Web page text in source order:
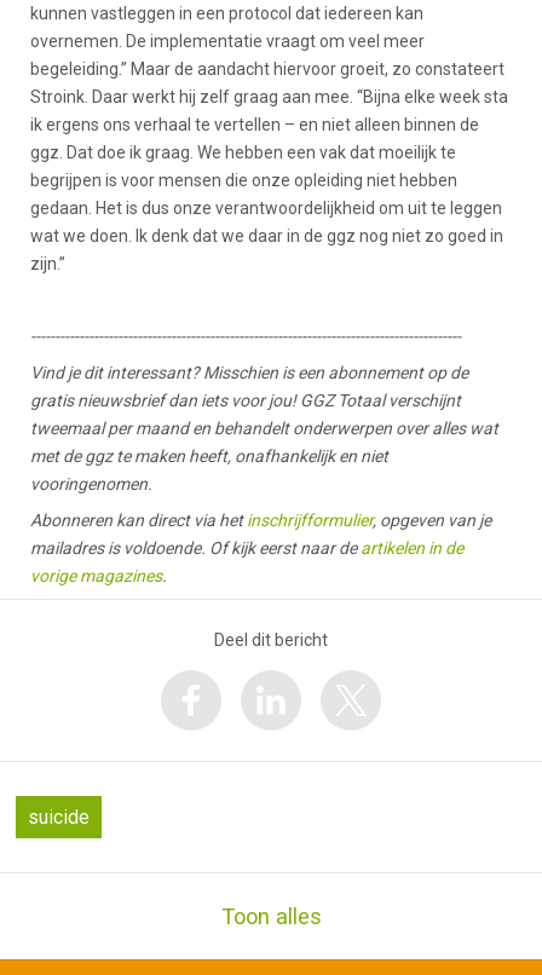
kunnen vastleggen in een protocol dat iedereen kan
overnemen. De implementatie vraagt om veel meer
begeleiding.” Maar de aandacht hiervoor groeit, zo constateert
Stroink. Daar werkt hij zelf graag aan mee. “Bijna elke week sta
ik ergens ons verhaal te vertellen – en niet alleen binnen de
ggz. Dat doe ik graag. We hebben een vak dat moeilijk te
begrijpen is voor mensen die onze opleiding niet hebben
gedaan. Het is dus onze verantwoordelijkheid om uit te leggen
wat we doen. Ik denk dat we daar in de ggz nog niet zo goed in
zijn.”
-----------------------------------------------------------------------------------------
Vind je dit interessant? Misschien is een abonnement op de
gratis nieuwsbrief dan iets voor jou! GGZ Totaal verschijnt
tweemaal per maand en behandelt onderwerpen over alles wat
met de ggz te maken heeft, onafhankelijk en niet
vooringenomen.
Abonneren kan direct via hetinschrijfformulier, opgeven van je
mailadres is voldoende. Of kijk eerst naar deartikelen in de
vorige magazines.
Deel dit bericht
suicide
Toon alles